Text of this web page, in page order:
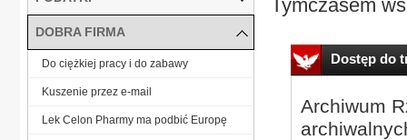
Tymczasem
Dostęp do
Archiwum
DOBRA FIRMA
Do ciężkiej pracy i do zabawy
Kuszenie przez e-mail
Lek Celon Pharmy ma podbić Europę